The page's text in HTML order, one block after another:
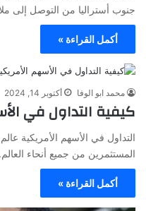
جنوب أستراليا من التوصل إلى
أكمل القراءة »
محمد ابو الوفا أكتوبر 14, 2024
كيفية التداول في
التداول في الأسهم الأمريكية
المستثمرين من جميع أنحاء
أكمل القراءة »